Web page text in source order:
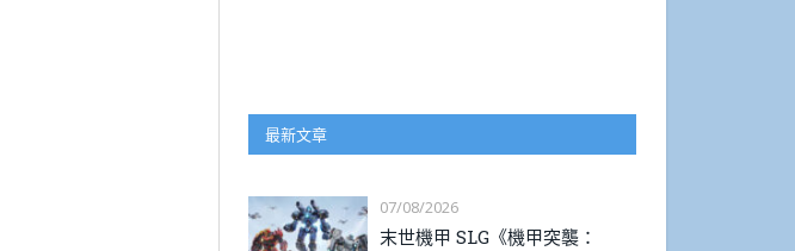
最新文章
07/08/2026
末世機甲 SLG《機甲突襲：